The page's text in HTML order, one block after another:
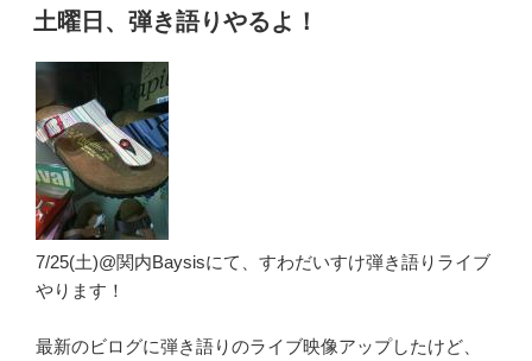
稿
日:
土曜日、弾き語りやるよ！
7/25(土)@関内Baysisにて、すわだいすけ弾き語りライブ
やります！
最新のビログに弾き語りのライブ映像アップしたけど、